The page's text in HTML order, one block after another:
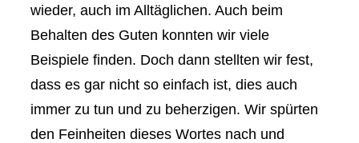
wieder, auch im Alltäglichen. Auch beim
Behalten des Guten konnten wir viele
Beispiele finden. Doch dann stellten wir fest,
dass es gar nicht so einfach ist, dies auch
immer zu tun und zu beherzigen. Wir spürten
den Feinheiten dieses Wortes nach und